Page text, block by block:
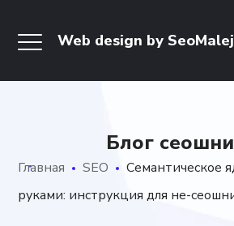
Блог
Главная SEO
Семантическое
руками: инструкция для не-